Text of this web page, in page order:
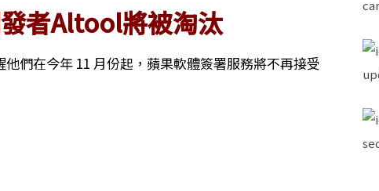
者Altool將被淘汰
們在今年 11 月份起，蘋果軟體簽署服務將不再接受